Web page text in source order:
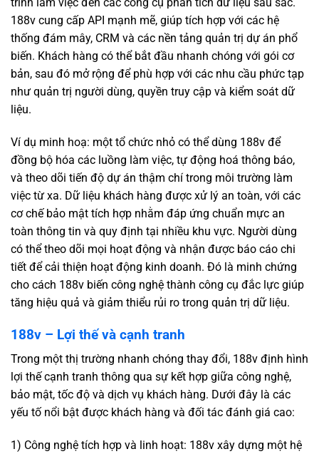
188v cung cấp API mạnh mẽ, giúp tích hợp với các hệ
thống đám mây, CRM và các nền tảng quản trị dự án phổ
biến. Khách hàng có thể bắt đầu nhanh chóng với gói cơ
bản, sau đó mở rộng để phù hợp với các nhu cầu phức tạp
như quản trị người dùng, quyền truy cập và kiểm soát dữ
liệu.
Ví dụ minh hoạ: một tổ chức nhỏ có thể dùng 188v để
đồng bộ hóa các luồng làm việc, tự động hoá thông báo,
và theo dõi tiến độ dự án thậm chí trong môi trường làm
việc từ xa. Dữ liệu khách hàng được xử lý an toàn, với các
cơ chế bảo mật tích hợp nhằm đáp ứng chuẩn mực an
toàn thông tin và quy định tại nhiều khu vực. Người dùng
có thể theo dõi mọi hoạt động và nhận được báo cáo chi
tiết để cải thiện hoạt động kinh doanh. Đó là minh chứng
cho cách 188v biến công nghệ thành công cụ đắc lực giúp
tăng hiệu quả và giảm thiểu rủi ro trong quản trị dữ liệu.
188v – Lợi thế và cạnh tranh
Trong một thị trường nhanh chóng thay đổi, 188v định hình
lợi thế cạnh tranh thông qua sự kết hợp giữa công nghệ,
bảo mật, tốc độ và dịch vụ khách hàng. Dưới đây là các
yếu tố nổi bật được khách hàng và đối tác đánh giá cao:
1) Công nghệ tích hợp và linh hoạt: 188v xây dựng một hệ